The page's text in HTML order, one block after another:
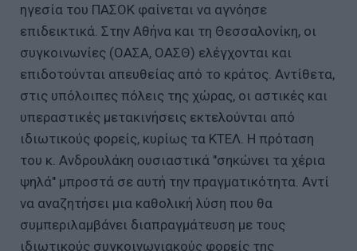
ηγεσία του ΠΑΣΟΚ φαίνεται να αγνόησε
επιδεικτικά. Στην Αθήνα και τη Θεσσαλονίκη, οι
συγκοινωνίες (ΟΑΣΑ, ΟΑΣΘ) ελέγχονται και
επιδοτούνται απευθείας από το κράτος. Αντίθετα,
στις υπόλοιπες πόλεις της χώρας, οι αστικές και
υπεραστικές μετακινήσεις εκτελούνται από
ιδιωτικούς φορείς, κυρίως τα ΚΤΕΛ. Η πρόταση
του κ. Ανδρουλάκη ουσιαστικά "σηκώνει τα χέρια
ψηλά" μπροστά σε αυτή την πραγματικότητα. Αντί
να αναζητήσει μια καθολική λύση που θα
συμπεριλαμβάνει διαπραγμάτευση με τους
ιδιωτικούς συγκοινωνιακούς φορείς της